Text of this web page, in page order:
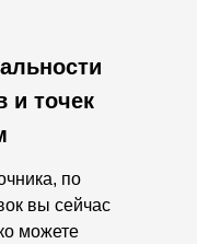
и точек
по
вы сейчас
можете